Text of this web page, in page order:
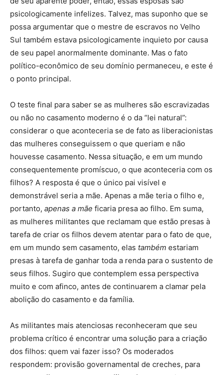
psicologicamente infelizes. Talvez, mas suponho que se
possa argumentar que o mestre de escravos no Velho
Sul também estava psicologicamente inquieto por causa
de seu papel anormalmente dominante. Mas o fato
político-econômico de seu domínio permaneceu, e este é
o ponto principal.
O teste final para saber se as mulheres são escravizadas
ou não no casamento moderno é o da “lei natural”:
considerar o que aconteceria se de fato as liberacionistas
das mulheres conseguissem o que queriam e não
houvesse casamento. Nessa situação, e em um mundo
consequentemente promíscuo, o que aconteceria com os
filhos? A resposta é que o único pai visível e
demonstrável seria a mãe. Apenas a mãe teria o filho e,
portanto, apenas a mãe ficaria presa ao filho. Em suma,
as mulheres militantes que reclamam que estão presas à
tarefa de criar os filhos devem atentar para o fato de que,
em um mundo sem casamento, elas também estariam
presas à tarefa de ganhar toda a renda para o sustento de
seus filhos. Sugiro que contemplem essa perspectiva
muito e com afinco, antes de continuarem a clamar pela
abolição do casamento e da família.
As militantes mais atenciosas reconheceram que seu
problema crítico é encontrar uma solução para a criação
dos filhos: quem vai fazer isso? Os moderados
respondem: provisão governamental de creches, para